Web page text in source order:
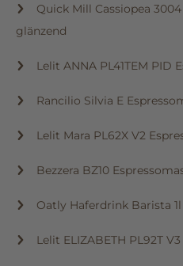
Quick Mill Cassiopea
glänzend
Lelit ANNA PL41TEM PID
Rancilio Silvia E
Lelit Mara PL62X V2
Bezzera BZ10
Oatly Haferdrink Barista 1l
Lelit ELIZABETH PL92T